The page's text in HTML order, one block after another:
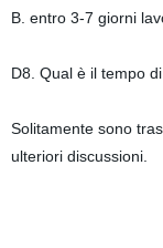
B. entro 3-7 giorni
D8. Qual è il tempo
Solitamente sono
ulteriori discussioni.